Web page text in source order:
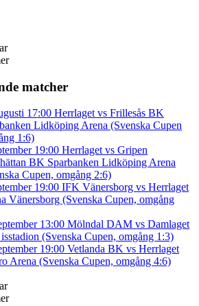
matcher
17:00 Herrlaget vs Frillesås BK
Lidköping Arena (Svenska Cupen
1:6)
19:00 Herrlaget vs Gripen
BK Sparbanken Lidköping Arena
Cupen, omgång 2:6)
19:00 IFK Vänersborg vs Herrlaget
Vänersborg (Svenska Cupen, omgång
13:00 Mölndal DAM vs Damlaget
(Svenska Cupen, omgång 1:3)
19:00 Vetlanda BK vs Herrlaget
Arena (Svenska Cupen, omgång 4:6)